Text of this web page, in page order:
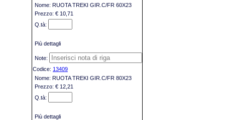
RUOTA TREKI GIR.C/FR 60X23
€ 10,71
Più dettagli
13409
RUOTA TREKI GIR.C/FR 80X23
€ 12,21
Più dettagli